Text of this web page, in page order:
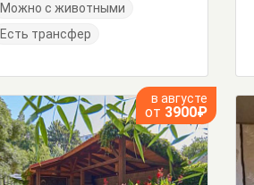
Можно с животными
Есть трансфер
в августе
от 3900₽